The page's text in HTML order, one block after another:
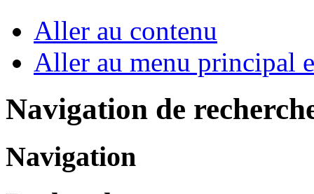
Aller au contenu
Aller au menu principal
Navigation de
Navigation